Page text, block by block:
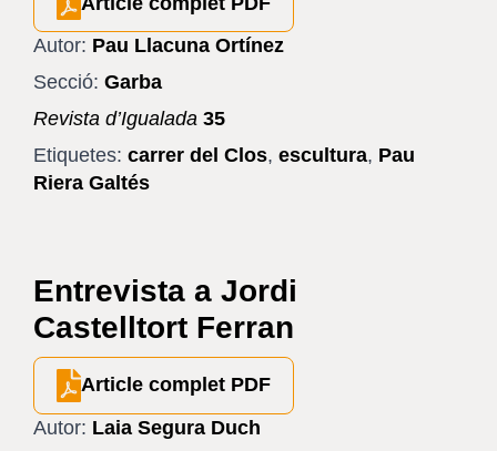
Autor: Pau Llacuna Ortínez
Secció: Garba
Revista d’Igualada 35
Etiquetes: carrer del Clos, escultura, Pau
Riera Galtés
Entrevista a Jordi
Castelltort Ferran
Article complet PDF
Autor: Laia Segura Duch